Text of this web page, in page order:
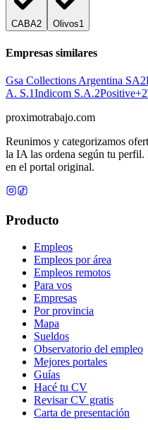
CABA2 Olivos1
Empresas similares
Gsa Collections Argentina SA2
A. S.1Indicom S.A.2Positive+2
proximotrabajo.com
Reunimos y categorizamos
la IA las ordena según tu perfil.
en el portal original.
Producto
Empleos
Empleos por área
Empleos remotos
Para vos
Empresas
Por provincia
Mapa
Sueldos
Observatorio del empleo
Mejores portales
Guías
Hacé tu CV
Revisar CV gratis
Carta de presentación